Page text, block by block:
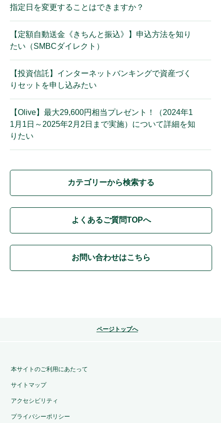
指定日を変更することはできますか？
【定額自動送金《きちんと振込》】申込方法を知り
たい（SMBCダイレクト）
【投資信託】インターネットバンキングで資産づく
りセットを申し込みたい
【Olive】最大29,600円相当プレゼント！（2024年1
1月1日～2025年2月2日まで実施）について詳細を知
りたい
カテゴリーから検索する
よくあるご質問TOPへ
お問い合わせはこちら
ページトップへ
本サイトのご利用にあたって
サイトマップ
アクセシビリティ
プライバシーポリシー